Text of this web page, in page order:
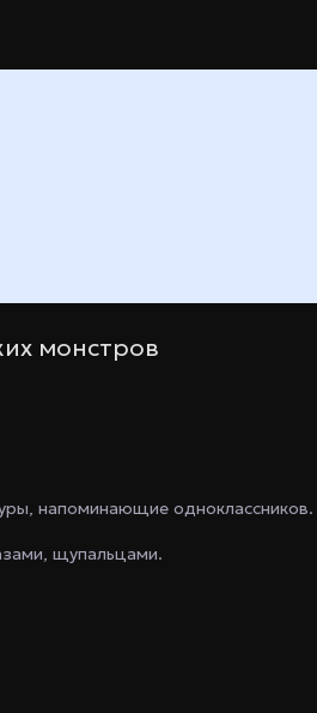
монстров
напоминающие одноклассников.
щупальцами.